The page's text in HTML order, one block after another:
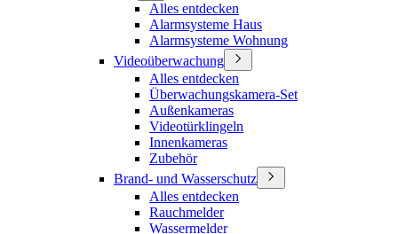
Alles entdecken
Alarmsysteme Haus
Alarmsysteme Wohnung
Videoüberwachung
Alles entdecken
Überwachungskamera-Set
Außenkameras
Videotürklingeln
Innenkameras
Zubehör
Brand- und Wasserschutz
Alles entdecken
Rauchmelder
Wassermelder